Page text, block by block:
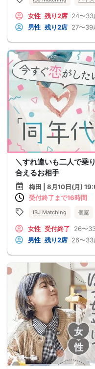
女性 残り2席 24〜33
男性 残り2席 27〜39
＼すれ違いも二人で乗
合えるお相手
梅田 | 8月10日(月)
受付終了まで16時間
IBJ Matching 個室
女性 受付終了 26〜
男性 残り2席 26〜33